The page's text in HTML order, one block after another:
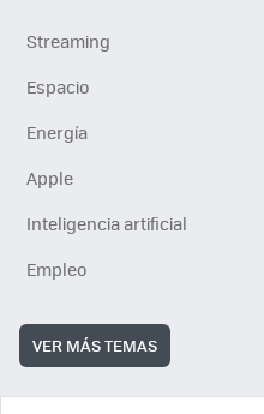
Streaming
Espacio
Energía
Apple
Inteligencia artificial
Empleo
VER MÁS TEMAS